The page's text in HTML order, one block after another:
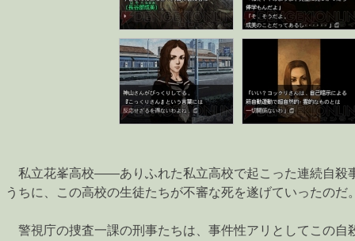
私立花峯高校――ありふれた私立高校で起こった連続自殺
うちに、この高校の生徒たちが不審な死を遂げていったのだ
警視庁の捜査一課の刑事たちは、事件性アリとしてこの自